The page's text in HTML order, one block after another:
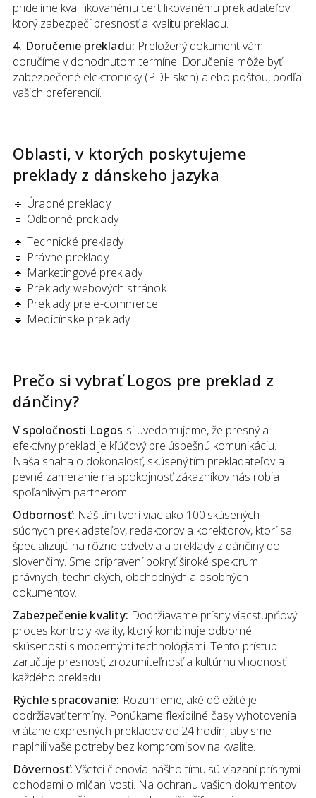
pridelíme kvalifikovanému certifikovanému prekladateľovi,
ktorý zabezpečí presnosť a kvalitu prekladu.
4. Doručenie prekladu: Preložený dokument vám
doručíme v dohodnutom termíne. Doručenie môže byť
zabezpečené elektronicky (PDF sken) alebo poštou, podľa
vašich preferencií.
Oblasti, v ktorých poskytujeme
preklady z dánskeho jazyka
🔹 Úradné preklady
🔹 Odborné preklady
🔹 Technické preklady
🔹 Právne preklady
🔹 Marketingové preklady
🔹 Preklady webových stránok
🔹 Preklady pre e-commerce
🔹 Medicínske preklady
Prečo si vybrať Logos pre preklad z
dánčiny?
V spoločnosti Logos si uvedomujeme, že presný a
efektívny preklad je kľúčový pre úspešnú komunikáciu.
Naša snaha o dokonalosť, skúsený tím prekladateľov a
pevné zameranie na spokojnosť zákazníkov nás robia
spoľahlivým partnerom.
Odbornosť: Náš tím tvorí viac ako 100 skúsených
súdnych prekladateľov, redaktorov a korektorov, ktorí sa
špecializujú na rôzne odvetvia a preklady z dánčiny do
slovenčiny. Sme pripravení pokryť široké spektrum
právnych, technických, obchodných a osobných
dokumentov.
Zabezpečenie kvality: Dodržiavame prísny viacstupňový
proces kontroly kvality, ktorý kombinuje odborné
skúsenosti s modernými technológiami. Tento prístup
zaručuje presnosť, zrozumiteľnosť a kultúrnu vhodnosť
každého prekladu.
Rýchle spracovanie: Rozumieme, aké dôležité je
dodržiavať termíny. Ponúkame flexibilné časy vyhotovenia
vrátane expresných prekladov do 24 hodín, aby sme
naplnili vaše potreby bez kompromisov na kvalite.
Dôvernosť: Všetci členovia nášho tímu sú viazaní prísnymi
dohodami o mlčanlivosti. Na ochranu vašich dokumentov